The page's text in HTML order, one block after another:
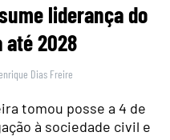
liderança do
até 2028
Dias Freire
tomou posse a 4 de
à sociedade civil e